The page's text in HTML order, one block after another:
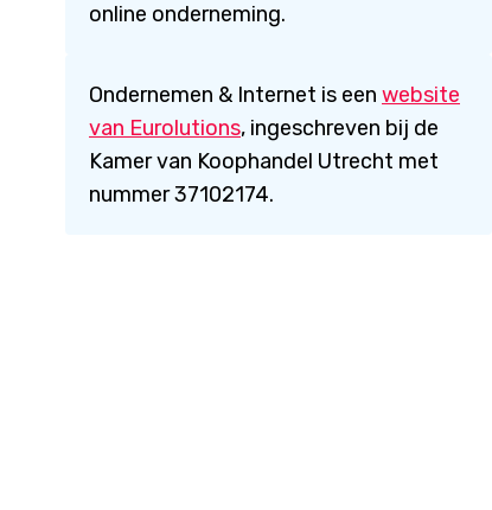
online onderneming.
Ondernemen & Internet is een website
van Eurolutions, ingeschreven bij de
Kamer van Koophandel Utrecht met
nummer 37102174.